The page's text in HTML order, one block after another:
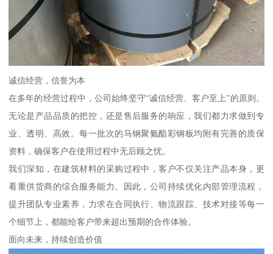
诚信经营，信誉为本
在多年的经营过程中，公司始终坚守“诚信经营、客户至上”的原则。
无论是产品品质的把控，还是售后服务的响应，我们都力求做到专
业、透明、高效。每一批次的马钢聚氨酯彩钢板均附有完善的质保
资料，确保客户在使用过程中无后顾之忧。
我们深知，在建筑材料的采购过程中，客户不仅关注产品本身，更
看重供货商的综合服务能力。因此，公司持续优化内部管理流程，
提升团队专业素养，力求在合同执行、物流跟踪、技术对接等每一
个细节上，都能给客户带来超出预期的合作体验。
面向未来，持续创造价值